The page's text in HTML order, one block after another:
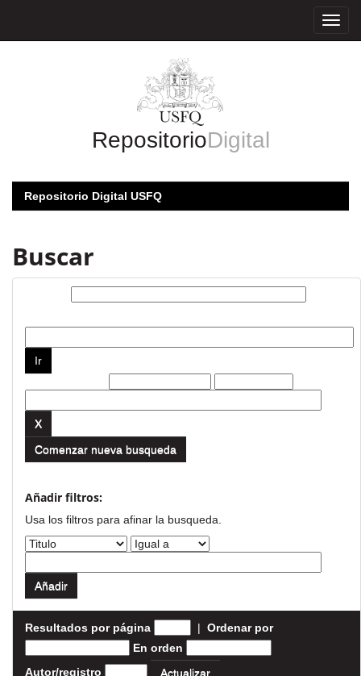
RepositorioDigital
Repositorio Digital USFQ
Buscar
Comenzar nueva busqueda
Añadir filtros:
Usa los filtros para afinar la busqueda.
Resultados por página | Ordenar por
En orden
Autor/registro